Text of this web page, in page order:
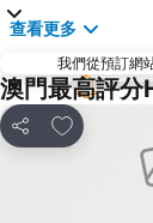
查看更多
我們從預訂網
澳門最高評
分享
放到收藏夾